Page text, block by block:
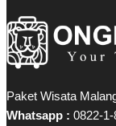
Paket Wisata
Whatsapp : 0822-